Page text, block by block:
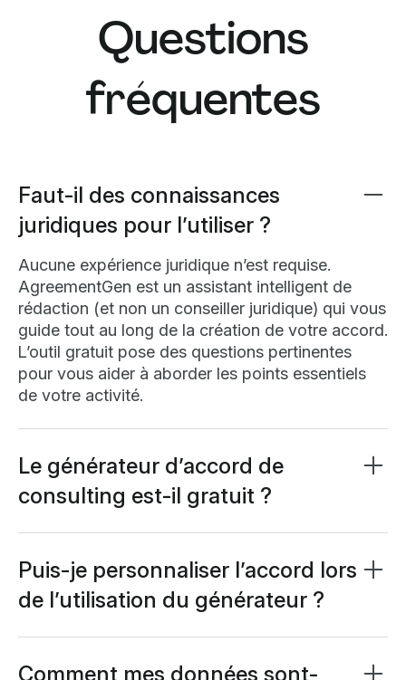
Questions
fréquentes
Faut-il des connaissances
juridiques pour l’utiliser ?
Aucune expérience juridique n’est requise.
AgreementGen est un assistant intelligent de
rédaction (et non un conseiller juridique) qui vous
guide tout au long de la création de votre accord.
L’outil gratuit pose des questions pertinentes
pour vous aider à aborder les points essentiels
de votre activité.
Le générateur d’accord de
consulting est-il gratuit ?
fonctionnalités peuvent nécessiter uncompte
gratuit Lumin
, qui ne prend qu’une minute à créer.
Puis-je personnaliser l’accord lors
de l’utilisation du générateur ?
chaque étape. Modifiez les modalités de
Comment mes données sont-